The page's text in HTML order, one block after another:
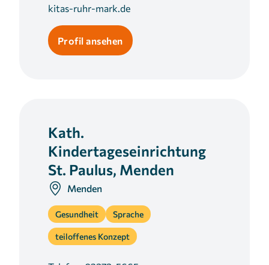
kitas-ruhr-mark.de
Profil ansehen
Kath.
Kindertageseinrichtung
St. Paulus, Menden
Menden
Gesundheit Sprache
teiloffenes Konzept